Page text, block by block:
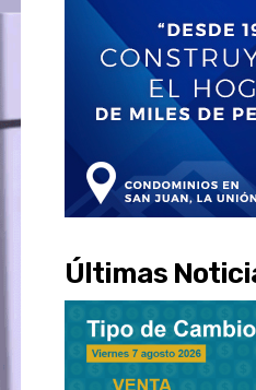
Últimas